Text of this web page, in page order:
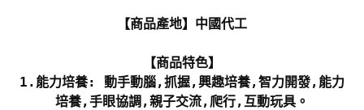
【商品產地】中國代工
【商品特色】
1.能力培養: 動手動腦,抓握,興趣培養,智力開發,能力
培養,手眼協調,親子交流,爬行,互動玩具。